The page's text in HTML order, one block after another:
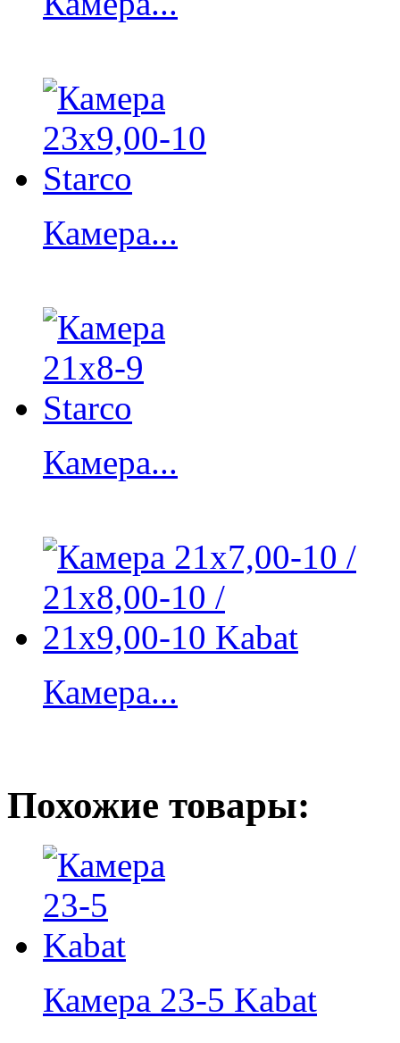
Камера...
Камера...
Камера...
Похожие товары:
Камера 23-5 Kabat